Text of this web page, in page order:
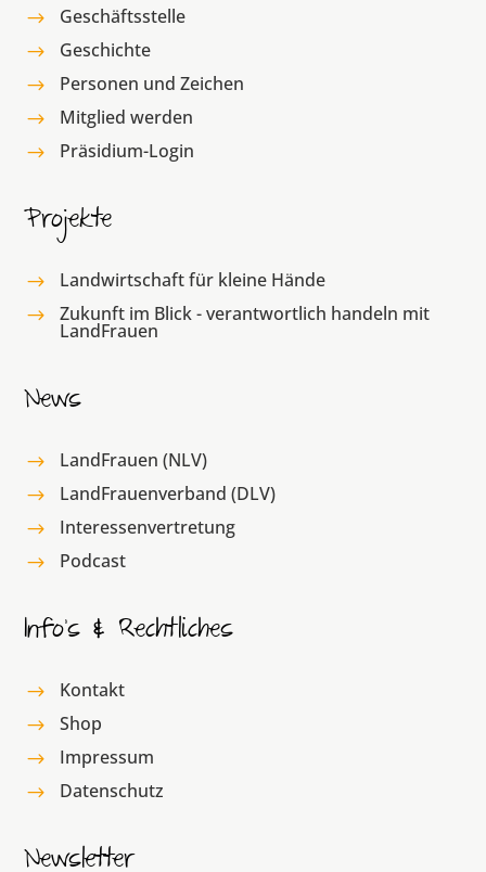
$ Geschäftsstelle
$ Geschichte
$ Personen und Zeichen
$ Mitglied werden
$ Präsidium-Login
Projekte
$ Landwirtschaft für kleine Hände
$ Zukunft im Blick - verantwortlich handeln mit
LandFrauen
News
$ LandFrauen (NLV)
$ LandFrauenverband (DLV)
$ Interessenvertretung
$ Podcast
Info’s & Rechtliches
$ Kontakt
$ Shop
$ Impressum
$ Datenschutz
Newsletter